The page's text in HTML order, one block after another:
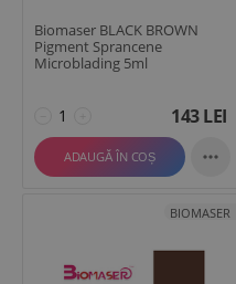
Biomaser BLACK BROWN
Pigment Sprancene
Microblading 5ml
143LEI
ADAUGĂ ÎN COȘ 
BIOMASER